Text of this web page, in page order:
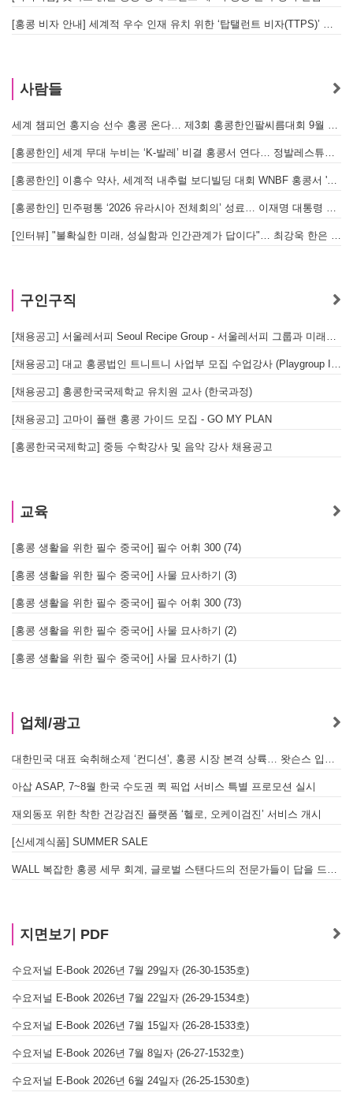
[홍콩 비자 안내] 세계적 우수 인재 유치 위한 ‘탑탤런트 비자(TTPS)’ 주요 요건
사람들
세계 챔피언 홍지승 선수 홍콩 온다… 제3회 홍콩한인팔씨름대회 9월 12일 개최
[홍콩한인] 세계 무대 누비는 ‘K-발레’ 비결 홍콩서 연다… 정발레스튜디오 개원
[홍콩한인] 이흥수 약사, 세계적 내추럴 보디빌딩 대회 WNBF 홍콩서 '마스터 부문 1위' 기염
[홍콩한인] 민주평통 ‘2026 유라시아 전체회의’ 성료… 이재명 대통령 참석으로 의미 더해
[인터뷰] "불확실한 미래, 성실함과 인간관계가 답이다"… 최강욱 한은 부소장이 청소년들에게 전하는 응원
구인구직
[채용공고] 서울레서피 Seoul Recipe Group - 서울레서피 그룹과 미래를 함께할 유능한 인재를 모십니다
[채용공고] 대교 홍콩법인 트니트니 사업부 모집 수업강사 (Playgroup Instructor)
[채용공고] 홍콩한국국제학교 유치원 교사 (한국과정)
[채용공고] 고마이 플랜 홍콩 가이드 모집 - GO MY PLAN
[홍콩한국국제학교] 중등 수학강사 및 음악 강사 채용공고
교육
[홍콩 생활을 위한 필수 중국어] 필수 어휘 300 (74)
[홍콩 생활을 위한 필수 중국어] 사물 묘사하기 (3)
[홍콩 생활을 위한 필수 중국어] 필수 어휘 300 (73)
[홍콩 생활을 위한 필수 중국어] 사물 묘사하기 (2)
[홍콩 생활을 위한 필수 중국어] 사물 묘사하기 (1)
업체/광고
대한민국 대표 숙취해소제 ‘컨디션’, 홍콩 시장 본격 상륙… 왓슨스 입점 기념 할인 행사 진행
아삽 ASAP, 7~8월 한국 수도권 퀵 픽업 서비스 특별 프로모션 실시
재외동포 위한 착한 건강검진 플랫폼 ‘헬로, 오케이검진’ 서비스 개시
[신세계식품] SUMMER SALE
WALL 복잡한 홍콩 세무 회계, 글로벌 스탠다드의 전문가들이 답을 드립니다! - 법인설립, 회계, 감사
지면보기 PDF
수요저널 E-Book 2026년 7월 29일자 (26-30-1535호)
수요저널 E-Book 2026년 7월 22일자 (26-29-1534호)
수요저널 E-Book 2026년 7월 15일자 (26-28-1533호)
수요저널 E-Book 2026년 7월 8일자 (26-27-1532호)
수요저널 E-Book 2026년 6월 24일자 (26-25-1530호)